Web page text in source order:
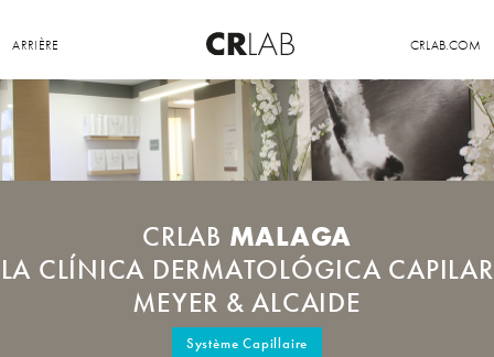
ARRIÈRE CRLAB.COM
CRLAB MALAGA
LA CLÍNICA DERMATOLÓGICA CAPILAR
MEYER & ALCAIDE
Système Capillaire